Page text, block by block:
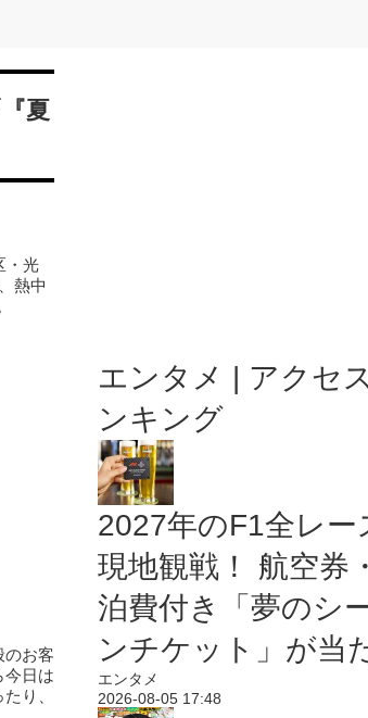
夏
・光
熱中
のお客
今日は
り、
エンタメ | アクセ
ンキング
2027年のF1全レー
現地観戦！ 航空券
泊費付き「夢のシ
ンチケット」が当
エンタメ
2026-08-05 17:48